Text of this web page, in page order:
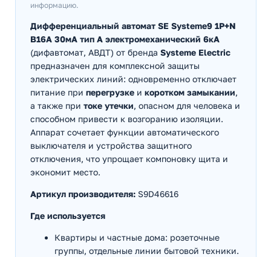
информацию.
Дифференциальный автомат SE Systeme9 1P+N
B16А 30мА тип A электромеханический 6кА
(дифавтомат, АВДТ) от бренда Systeme Electric
предназначен для комплексной защиты
электрических линий: одновременно отключает
питание при перегрузке и коротком замыкании,
а также при токе утечки, опасном для человека и
способном привести к возгоранию изоляции.
Аппарат сочетает функции автоматического
выключателя и устройства защитного
отключения, что упрощает компоновку щита и
экономит место.
Артикул производителя: S9D46616
Где используется
Квартиры и частные дома: розеточные
группы, отдельные линии бытовой техники.